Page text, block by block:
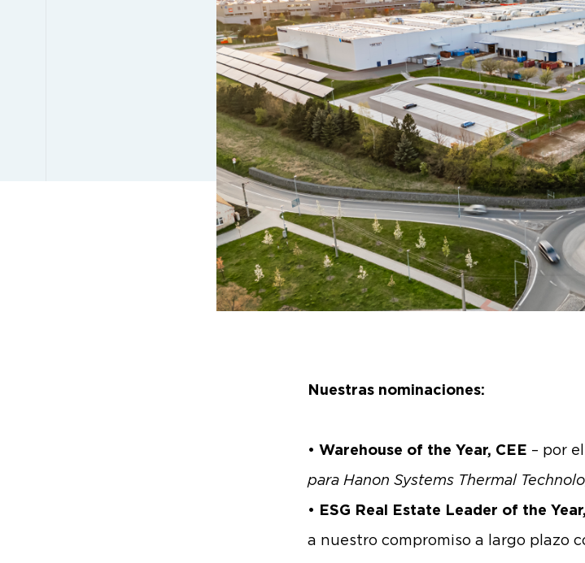
Nuestras nominaciones:
• Warehouse of the Year, CEE – por
para Hanon Systems Thermal
• ESG Real Estate Leader of the
a nuestro compromiso a largo plazo